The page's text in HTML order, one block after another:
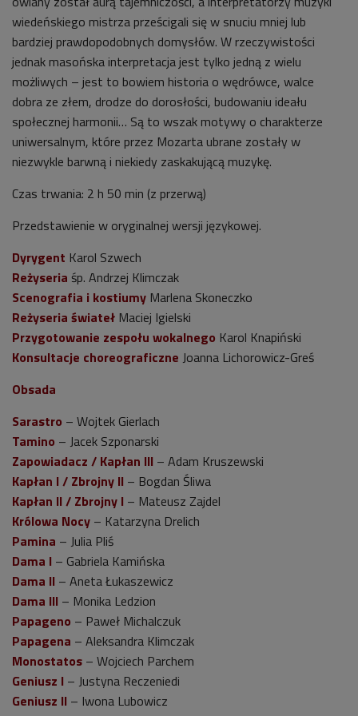
wiedeńskiego mistrza prześcigali się w snuciu mniej lub
bardziej prawdopodobnych domysłów. W rzeczywistości
jednak masońska interpretacja jest tylko jedną z wielu
możliwych – jest to bowiem historia o wędrówce, walce
dobra ze złem, drodze do dorosłości, budowaniu ideału
społecznej harmonii… Są to wszak motywy o charakterze
uniwersalnym, które przez Mozarta ubrane zostały w
niezwykle barwną i niekiedy zaskakującą muzykę.
Czas trwania: 2 h 50 min (z przerwą)
Przedstawienie w oryginalnej wersji językowej.
Dyrygent Karol Szwech
Reżyseria śp. Andrzej Klimczak
Scenografia i kostiumy Marlena Skoneczko
Reżyseria świateł Maciej Igielski
Przygotowanie zespołu wokalnego Karol Knapiński
Konsultacje choreograficzne Joanna Lichorowicz-Greś
Obsada
Sarastro – Wojtek Gierlach
Tamino – Jacek Szponarski
Zapowiadacz / Kapłan III – Adam Kruszewski
Kapłan I / Zbrojny II – Bogdan Śliwa
Kapłan II / Zbrojny I – Mateusz Zajdel
Królowa Nocy – Katarzyna Drelich
Pamina – Julia Pliś
Dama I – Gabriela Kamińska
Dama II – Aneta Łukaszewicz
Dama III – Monika Ledzion
Papageno – Paweł Michalczuk
Papagena – Aleksandra Klimczak
Monostatos – Wojciech Parchem
Geniusz I – Justyna Reczeniedi
Geniusz II – Iwona Lubowicz